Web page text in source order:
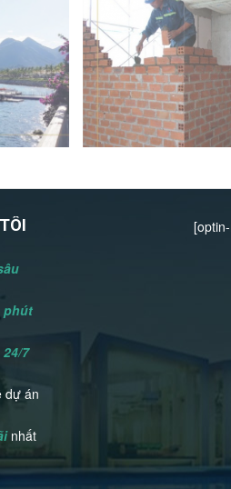
phút
24/7
dự án
nhất